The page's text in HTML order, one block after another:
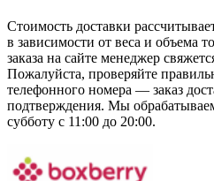
Стоимость доставки
в зависимости от веса и объема
заказа на сайте менеджер
Пожалуйста, проверяйте
телефонного номера — заказ
подтверждения. Мы
субботу с 11:00 до 20:00.